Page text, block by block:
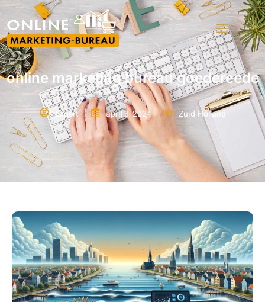
online marketing bureau goedereede
Expert april 3, 2024 Zuid-Holland